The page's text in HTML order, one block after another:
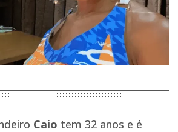
Caio tem 32 anos e é